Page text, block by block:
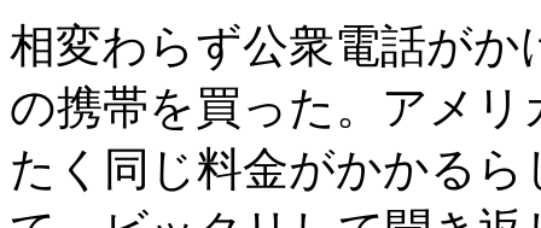
相変わらず公衆電話が
の携帯を買った。アメ
たく同じ料金がかかる